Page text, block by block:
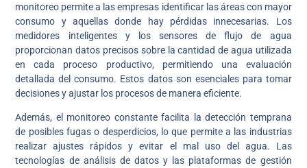
monitoreo permite a las empresas identificar las áreas con mayor
consumo y aquellas donde hay pérdidas innecesarias. Los
medidores inteligentes y los sensores de flujo de agua
proporcionan datos precisos sobre la cantidad de agua utilizada
en cada proceso productivo, permitiendo una evaluación
detallada del consumo. Estos datos son esenciales para tomar
decisiones y ajustar los procesos de manera eficiente.
Además, el monitoreo constante facilita la detección temprana
de posibles fugas o desperdicios, lo que permite a las industrias
realizar ajustes rápidos y evitar el mal uso del agua. Las
tecnologías de análisis de datos y las plataformas de gestión